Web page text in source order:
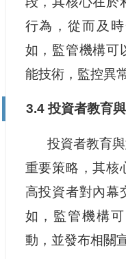
行為，從而及
如，監管機構可
能技術，監控異
3.4 投資者教育
投資者教育
重要策略，其核
高投資者對內幕
如，監管機構
動，並發布相關